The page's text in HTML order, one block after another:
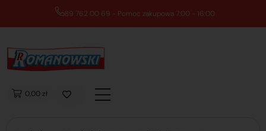
89 762 00 69 - Pomoc zakupowa 7:00 - 16:00
0,00 zł